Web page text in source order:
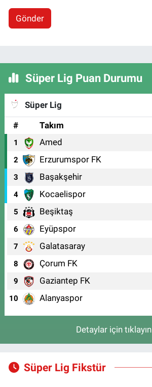
Gönder
Süper Lig Puan Durumu
Süper Lig
#
Takım
1 Amed
2 Erzurumspor FK
3 Başakşehir
4 Kocaelispor
5 Beşiktaş
6 Eyüpspor
7 Galatasaray
8 Çorum FK
9 Gaziantep FK
10 Alanyaspor
Detaylar için tıklayın
Süper Lig Fikstür